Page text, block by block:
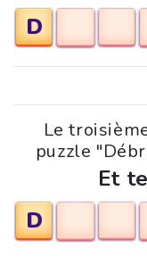
D
Le
puzzle
Et
D